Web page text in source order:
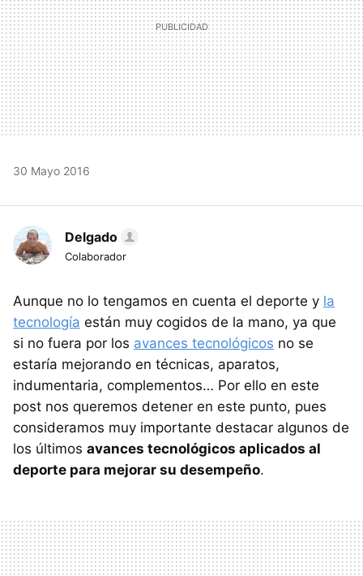
30 Mayo 2016
Delgado
Colaborador
Aunque no lo tengamos en cuenta el deporte y la
tecnología están muy cogidos de la mano, ya que
si no fuera por los avances tecnológicos no se
estaría mejorando en técnicas, aparatos,
indumentaria, complementos… Por ello en este
post nos queremos detener en este punto, pues
consideramos muy importante destacar algunos de
los últimos avances tecnológicos aplicados al
deporte para mejorar su desempeño.